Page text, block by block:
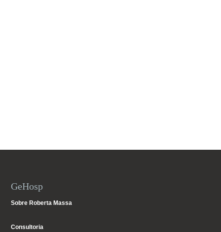
GeHosp
Sobre Roberta Massa
Consultoria